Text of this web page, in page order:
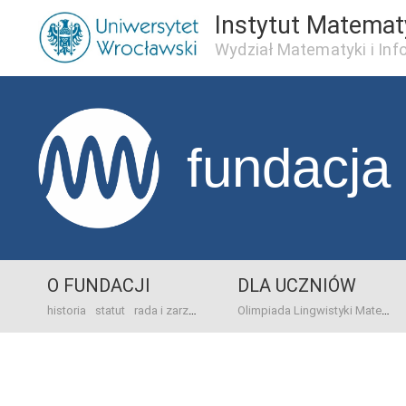
Instytut
Wydział Matematyki i
fundacja
O FUNDACJI
historia statut rada i zarząd dane bankowo-adresowe kontakt
DLA UCZNIÓW
Olimpiada Lingwistyki Matematycznej